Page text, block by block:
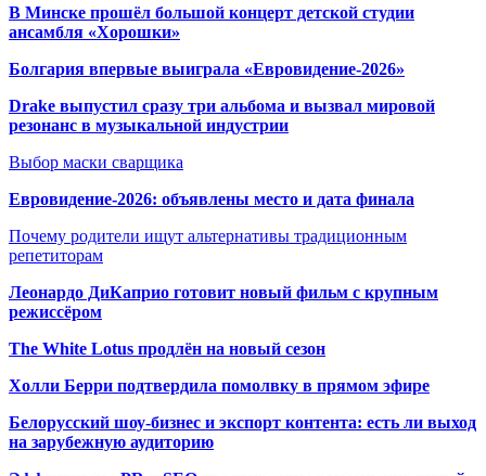
В Минске прошёл большой концерт детской студии
ансамбля «Хорошки»
Болгария впервые выиграла «Евровидение-2026»
Drake выпустил сразу три альбома и вызвал мировой
резонанс в музыкальной индустрии
Выбор маски сварщика
Евровидение-2026: объявлены место и дата финала
Почему родители ищут альтернативы традиционным
репетиторам
Леонардо ДиКаприо готовит новый фильм с крупным
режиссёром
The White Lotus продлён на новый сезон
Холли Берри подтвердила помолвку в прямом эфире
Белорусский шоу-бизнес и экспорт контента: есть ли выход
на зарубежную аудиторию